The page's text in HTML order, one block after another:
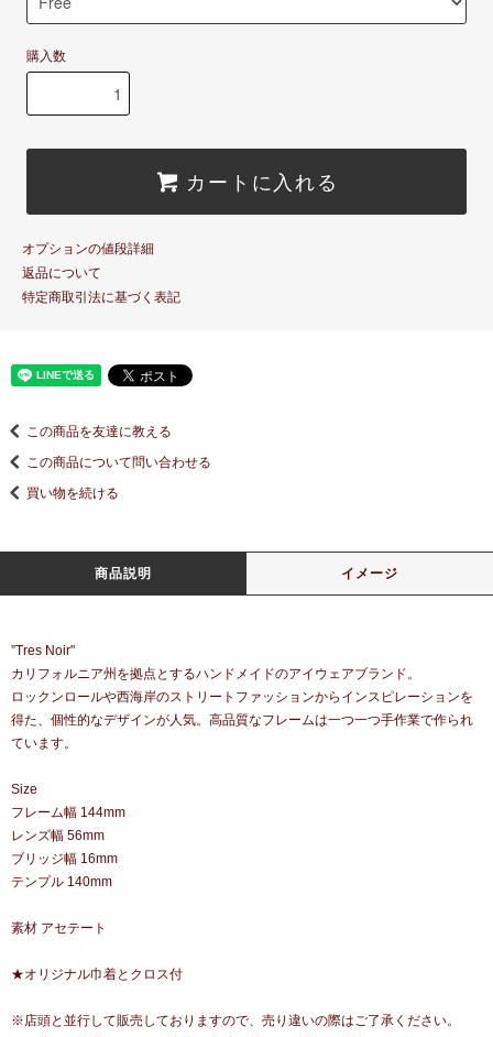
購入数
カートに入れる
オプションの値段詳細
返品について
特定商取引法に基づく表記
この商品を友達に教える
この商品について問い合わせる
買い物を続ける
商品説明 イメージ
”Tres Noir"
カリフォルニア州を拠点とするハンドメイドのアイウェアブランド。
ロックンロールや西海岸のストリートファッションからインスピレーションを
得た、個性的なデザインが人気。高品質なフレームは一つ一つ手作業で作られ
ています。
Size
フレーム幅 144mm
レンズ幅 56mm
ブリッジ幅 16mm
テンプル 140mm
素材 アセテート
★オリジナル巾着とクロス付
※店頭と並行して販売しておりますので、売り違いの際はご了承ください。